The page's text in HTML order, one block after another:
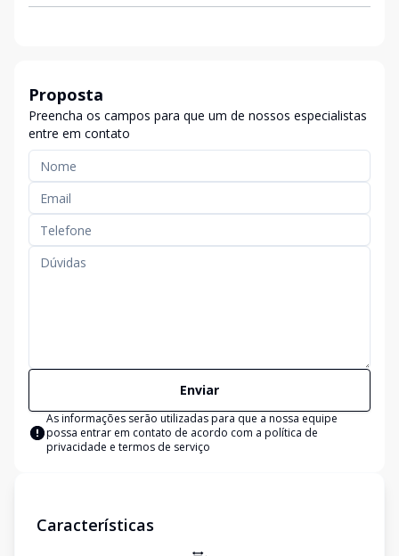
Proposta
Preencha os campos para que um de nossos especialistas
entre em contato
Enviar
As informações serão utilizadas para que a nossa equipe
possa entrar em contato de acordo com a política de
privacidade e termos de serviço
Características